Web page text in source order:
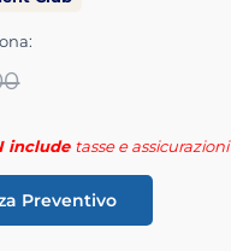
include tasse e assicurazioni
Preventivo